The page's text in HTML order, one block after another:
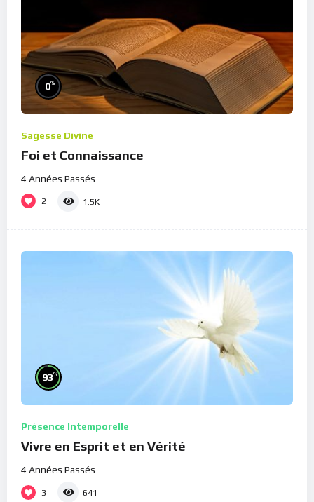
0%
Sagesse Divine
Foi et Connaissance
4 Années Passés
2 1.5K
93%
Présence Intemporelle
Vivre en Esprit et en Vérité
4 Années Passés
3 641